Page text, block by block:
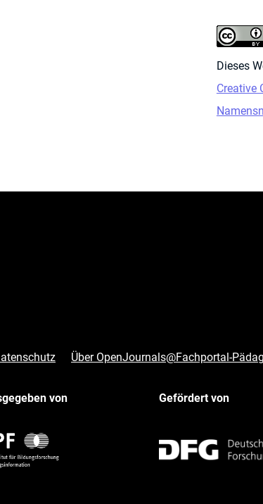
Dieses
Creative
Über OpenJournals@Fachportal-
von Gefördert von